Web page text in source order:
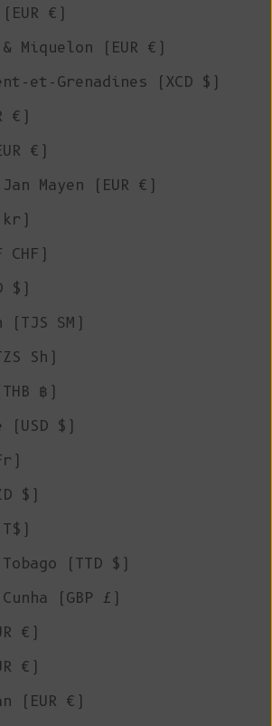
€)
Miquelon (EUR €)
et-Grenadines (XCD $)
€)
€)
Mayen (EUR €)
kr)
CHF)
$)
(TJS ЅМ)
Sh)
฿)
(USD $)
$)
(TTD $)
(GBP £)
€)
€)
(EUR €)